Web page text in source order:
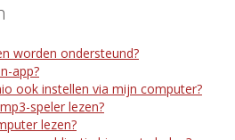
worden ondersteund?
app?
ook instellen via mijn computer?
speler lezen?
lezen?